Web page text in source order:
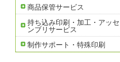
商品保管サービス
持ち込み印刷・加工・アッセ
ンブリサービス
制作サポート・特殊印刷